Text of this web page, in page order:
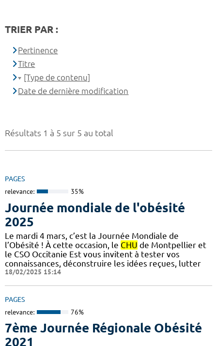
Résultats 1 à 5 sur 5 au total
PAGES
relevance: 35%
Journée mondiale de l'obésité
2025
Le mardi 4 mars, c’est la Journée Mondiale de
l’Obésité ! À cette occasion, le CHU de Montpellier et
le CSO Occitanie Est vous invitent à tester vos
connaissances, déconstruire les idées reçues, lutter
18/02/2025 15:14
PAGES
relevance: 76%
7ème Journée Régionale Obésité
2021
TRIER PAR :
Pertinence
Titre
[Type de contenu]
Date de dernière modification